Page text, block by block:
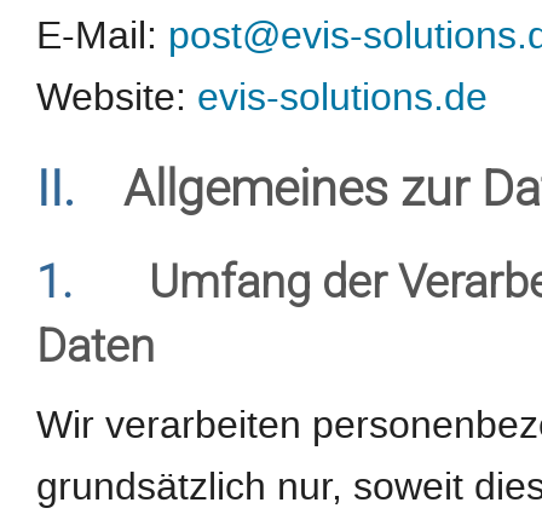
E-Mail: post@evis-
Website: evis-solutions.de
II. Allgemeines zur
1.
Umfang der
Daten
Wir verarbeiten
grundsätzlich nur, soweit